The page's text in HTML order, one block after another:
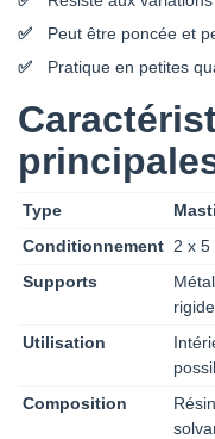
Peut être poncée et
Pratique en petites
Type
Conditionnement 2 x 5
Supports
Utilisation
Composition